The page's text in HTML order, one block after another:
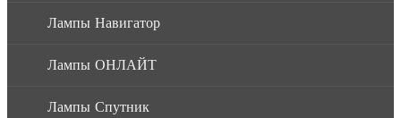
Лампы Навигатор
Лампы ОНЛАЙТ
Лампы Спутник